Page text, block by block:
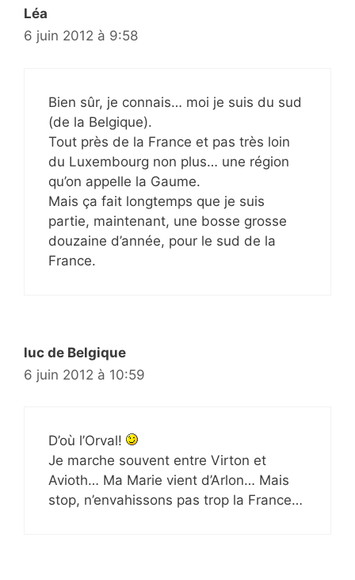
Léa
6 juin 2012 à 9:58
Bien sûr, je connais… moi je suis du sud
(de la Belgique).
Tout près de la France et pas très loin
du Luxembourg non plus… une région
qu’on appelle la Gaume.
Mais ça fait longtemps que je suis
partie, maintenant, une bosse grosse
douzaine d’année, pour le sud de la
France.
luc de Belgique
6 juin 2012 à 10:59
D’où l’Orval!
Je marche souvent entre Virton et
Avioth… Ma Marie vient d’Arlon… Mais
stop, n’envahissons pas trop la France…